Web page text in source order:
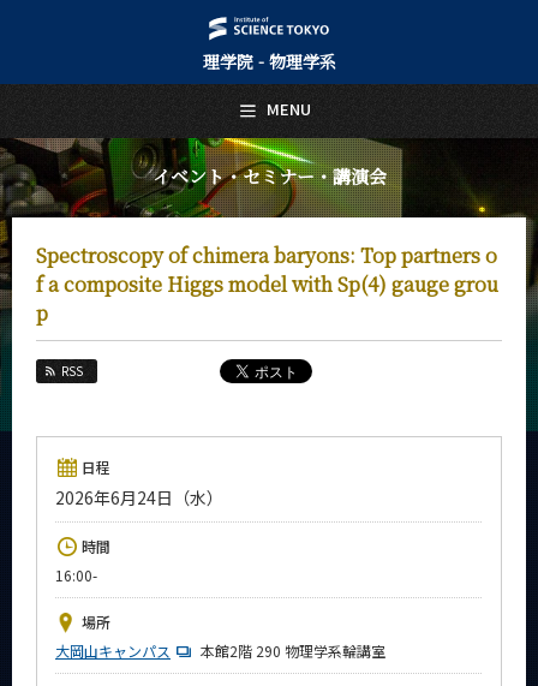
理学院 - 物理学系
イベント・セミナー・講演会
Spectroscopy of chimera baryons: Top partners o
f a composite Higgs model with Sp(4) gauge grou
p
RSS
日程
2026年6月24日（水）
時間
16:00-
場所
大岡山キャンパス
本館2階 290 物理学系輪講室
MENU
日本語 English
トップページ
Top Page
物理学系について
About Us
Education
教員・研究室
入学案内
Admissions
物理学系 News&Information
News
イベントカレンダー
Event Calendar
今後のイベント